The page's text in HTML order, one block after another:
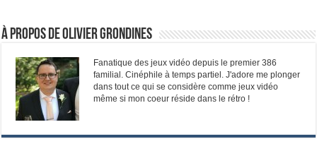
À propos de Olivier Grondines
Fanatique des jeux vidéo depuis le premier 386
familial. Cinéphile à temps partiel. J'adore me plonger
dans tout ce qui se considère comme jeux vidéo
même si mon coeur réside dans le rétro !